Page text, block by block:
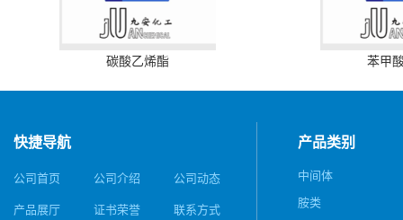
碳酸乙烯酯 苯甲
快捷导航
公司首页 公司介绍 公司动态
产品展厅 证书荣誉 联系方式
产品类别
中间体
胺类